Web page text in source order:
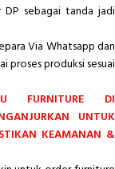
DP sebagai tanda jadi
Via Whatsapp dan
proses produksi sesuai
FURNITURE DI
UNTUK
KEAMANAN &